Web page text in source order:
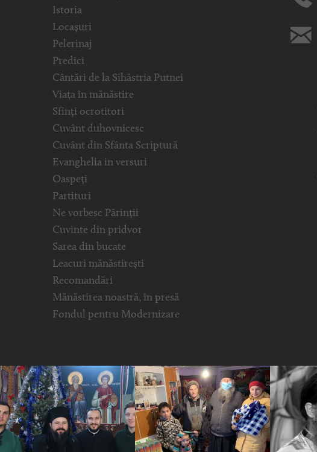
Istoria
Locașuri
Pelerinaj
Predici
Cântări de la Sihăstria Putnei
Viața în mănăstire
Sfinți ocrotitori
Cuvânt duhovnicesc
Cuvânt din Sfânta Scriptură
Evanghelia in versuri
Oaspeți
Partituri
Ne vorbesc Părinții
Cuvinte din pridvor
Sarea din bucate
Leacuri mănăstirești
Recomandări
Mănăstirea noastră, în presă
Fondul pentru Modernizare